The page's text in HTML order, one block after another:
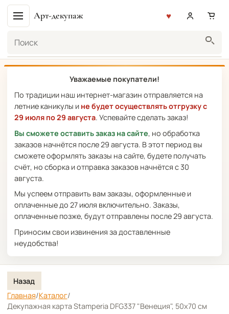
Арт-декупаж
Уважаемые покупатели!
По традиции наш интернет-магазин отправляется на
летние каникулы и не будет осуществлять отгрузку с
29 июля по 29 августа. Успевайте сделать заказ!
Вы сможете оставить заказ на сайте, но обработка
заказов начнётся после 29 августа. В этот период вы
сможете оформлять заказы на сайте, будете получать
счёт, но сборка и отправка заказов начнётся с 30
августа.
Мы успеем отправить вам заказы, оформленные и
оплаченные до 27 июля включительно. Заказы,
оплаченные позже, будут отправлены после 29 августа.
Приносим свои извинения за доставленные
неудобства!
Назад
Главная/Каталог/
Декупажная карта Stamperia DFG337 "Венеция", 50х70 см